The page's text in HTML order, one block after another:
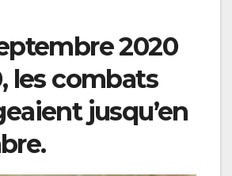
2020
les combats
jusqu’en